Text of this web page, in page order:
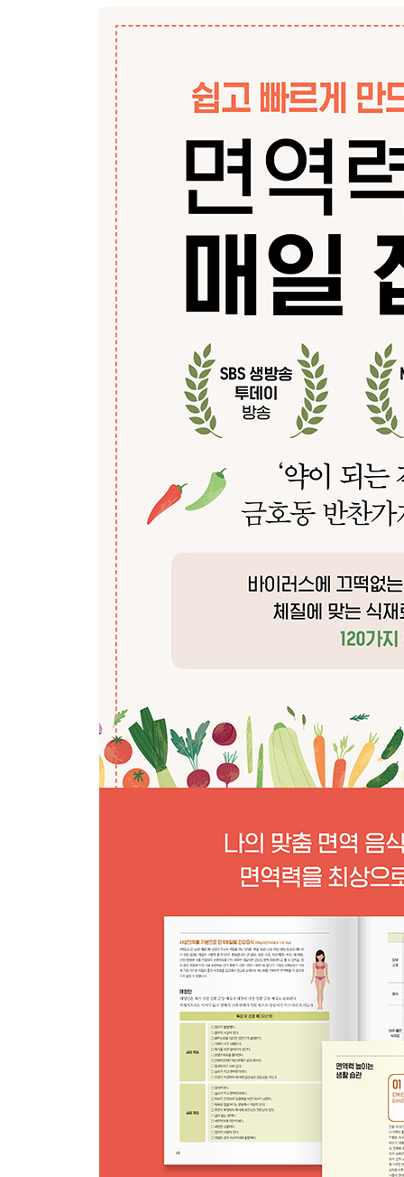
부추와 오미자로 불면증 해결 부추오미자효소겉절
위 건강을 위한 대표 선수 양배추
영양 만점에 달걀까지 넣어 든든한 브런치 양배추
고소한 건새우를 넣어 맛과 식감 살린 양배추새우
건강 챙기고 입맛 살리는 양배추찜&멸치쌈장 71
염분은 배출시키고, 위장은 튼튼하게 감자
찬 기운 날리는 얼큰함 감자고추장찌개 73
쫀득하고 윤기 있는 밑반찬 감자대파조림 74
생감자를 샐러드처럼 특별하게 홍감자매실초절임
노화 방지와 성인병 예방에 탁월한 단호박
달콤하고 부드러운 겨울 별미 단호박찹쌀죽 77
달콤한 꿀을 넣어 더욱 따뜻하게 단호박꿀찜 78
양파 넣어 흡수율을 높인 단호박양파볶음 79
필수 아미노산 영양 공급원 달걀
명란젓으로 따뜻하고 부드럽게 달걀명란덮밥 81
감기 예방에 좋은 초간단 국물요리 달걀파국 82
토마토를 더해 심혈관에도 좋은 달걀토마토볶음 83
육고기를 대신하는 단백질 공급원 오징어
쫄깃하고 매콤한 고단백 한 끼 오징어두루치기덮밥
소화 잘 되고 만들기 쉬운 오징어무조림 86
입맛 없을 때 새콤달콤하게 오징어양배추무침 87
피로회복에 탁월한 코다리
칼칼한 한 그릇으로 몸속을 따뜻하게 코다리찌개
손님 초대 해독 밥상 코다리콩나물찜 90
비위가 약하고 매운맛이 싫다면 제격인
코다리간장조림 91
환절기 건강 챙기는 뜨끈한 국물 요리 소고기버섯
자연의 단맛으로 더욱 건강하게 소고기배장조림 94
매콤하게 색다른 별미로 소고기채소무침 95
녹황색 채소 중 베타카로틴 함량 가장 높은 당근
땅속의 따뜻한 재료로 속을 편하게 당근채소죽 99
건강 재료 한가득, 든든하게 즐기는
당근라이스페이퍼롤 100
한 접시에 비타민A·B·C·E 모두 담은
당근사과샐러드 101
미세먼지 잡고 면역력 강화에 좋은 도라지
물에 담그지 않고 영양 그대로 살린 도라지오이무